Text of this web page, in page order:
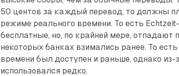
50 центов за каждый перевод, то должны
режиме реального времени. То есть
бесплатные, но, по крайней мере,
некоторых банках взимались ранее. То
времени был доступен и раньше, однако из-
использовался редко.